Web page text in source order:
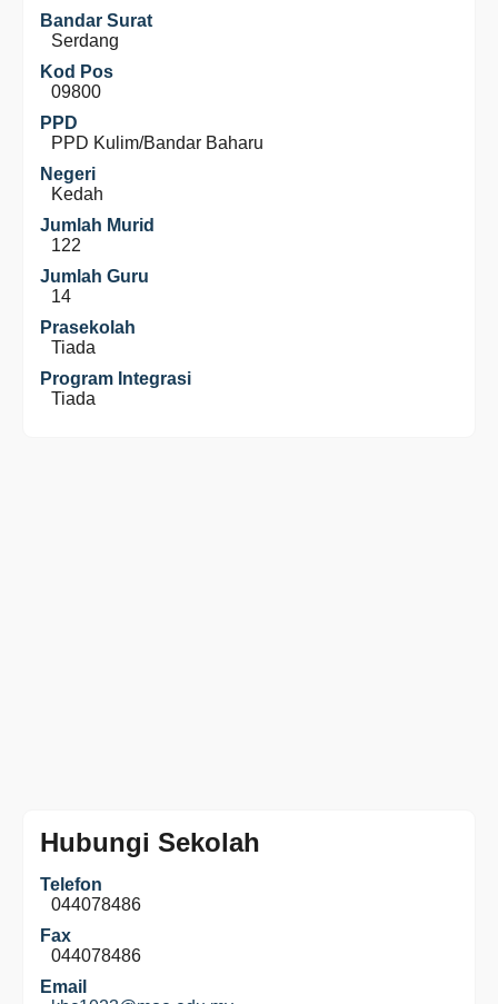
Bandar Surat
Serdang
Kod Pos
09800
PPD
PPD Kulim/Bandar Baharu
Negeri
Kedah
Jumlah Murid
122
Jumlah Guru
14
Prasekolah
Tiada
Program Integrasi
Tiada
Hubungi Sekolah
Telefon
044078486
Fax
044078486
Email